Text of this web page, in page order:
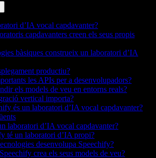
d’IA vocal capdavanter?
capdavanters creen els seus propis
bàsiques construeix un laboratori d’IA
productiu?
les APIs per a desenvolupadors?
els models de veu en entorns reals?
vertical importa?
és un laboratori d’IA vocal capdavanter?
laboratori d’IA vocal capdavanter?
té un laboratori d’IA propi?
desenvolupa Speechify?
crea els seus models de veu?